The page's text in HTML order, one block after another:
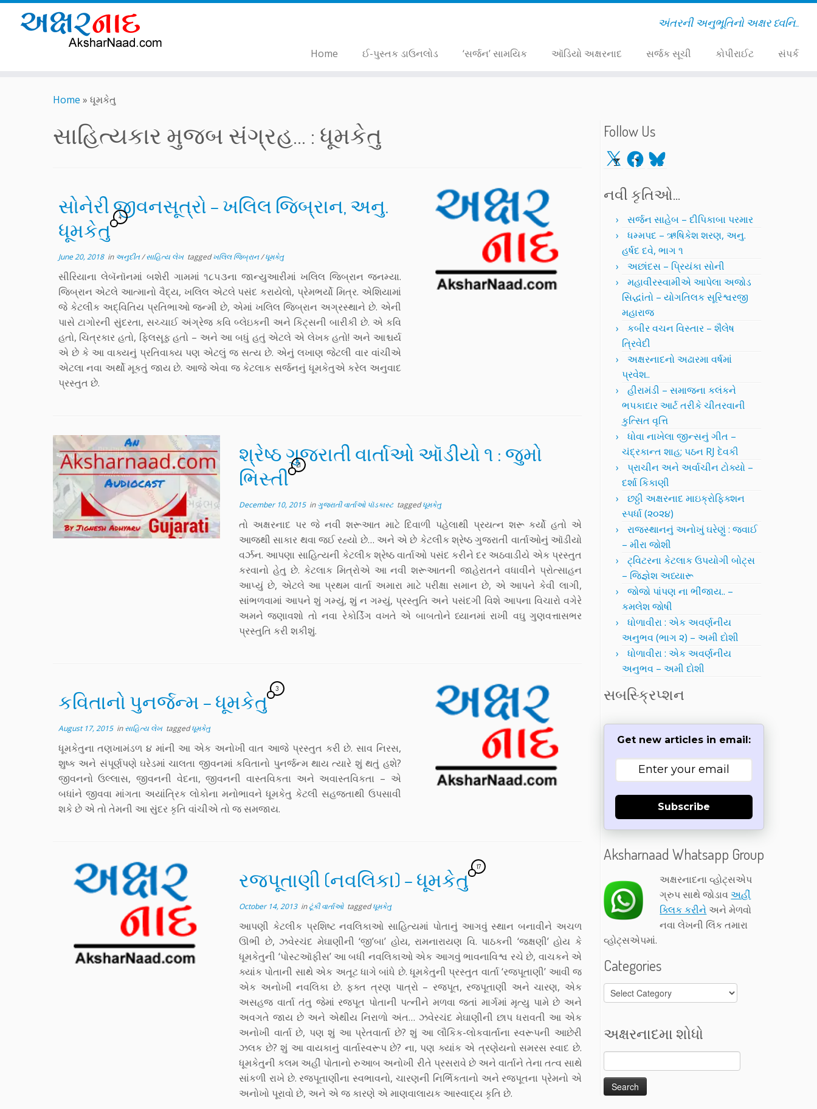
અંતરની અનુભૂતિનો અક્ષર ધ્વનિ..
Home ઈ-પુસ્તક ડાઉનલોડ ‘સર્જન’ સામયિક ઑડિયો અક્ષરનાદ સર્જક સૂચી કોપીરાઈટ સંપર્ક
Home » ધૂમકેતુ
સાહિત્યકાર મુજબ સંગ્રહ... : ધૂમકેતુ
સોનેરી જીવનસૂત્રો – ખલિલ જિબ્રાન, અનુ.
ધૂમકેતુ
4
June 20, 2018in અનુદીત/સાહિત્ય લેખ taggedખલિલ જિબ્રાન/ધૂમકેતુ
સીરિયાના લેબૅનૉનમાં બશેરી ગામમાં ૧૮૫૩ના જાન્યુઆરીમાં ખલિલ જિબ્રાન જનમ્યા.
જિબ્રાન એટલે આત્માનો વૈદ્ય, ખલિલ એટલે પસંદ કરાયેલો, પ્રેમભર્યો મિત્ર. એશિયામાં
જે કેટલીક અદ્વિતિય પ્રતિભાઓ જન્મી છે, એમાં ખલિલ જિબ્રાન અગ્રસ્થાને છે. એની
પાસે ટાગોરની સુંદરતા, સચ્ચાઈ અંગ્રેજ કવિ બ્લેઇકની અને કિટ્સની બારીકી છે. એ કવિ
હતો, ચિત્રકાર હતો, ફિલસૂફ હતો – અને આ બધું હતું એટલે એ લેખક હતો! અને આશ્ચર્ય
એ છે કે આ વાક્યનું પ્રતિવાક્ય પણ એટલું જ સત્ય છે. એનું લખાણ જેટલી વાર વાંચીએ
એટલા નવા અર્થો મૂકતું જાય છે. આજે એવા જ કેટલાક સર્જનનું ધૂમકેતુએ કરેલ અનુવાદ
પ્રસ્તુત છે.
શ્રેષ્ઠ ગુજરાતી વાર્તાઓ ઑડીયો ૧ : જુમો
ભિસ્તી
21
December 10, 2015inગુજરાતી વાર્તાઓ પૉડકાસ્ટ taggedધૂમકેતુ
તો અક્ષરનાદ પર જે નવી શરૂઆત માટે દિવાળી પહેલાથી પ્રયત્ન શરૂ કર્યો હતો એ
આજથી સાકાર થવા જઈ રહ્યો છે… અને એ છે કેટલીક શ્રેષ્ઠ ગુજરાતી વાર્તાઓનું ઑડીયો
વર્ઝન. આપણા સાહિત્યની કેટલીક શ્રેષ્ઠ વાર્તાઓ પસંદ કરીને દર અઠવાડીયે એક પ્રસ્તુત
કરવાનો હેતુ છે. કેટલાક મિત્રોએ આ નવી શરૂઆતની જાહેરાતને વધાવીને પ્રોત્સાહન
આપ્યું છે, એટલે આ પ્રથમ વાર્તા અમારા માટે પરીક્ષા સમાન છે, એ આપને કેવી લાગી,
સાંભળવામાં આપને શું ગમ્યું, શું ન ગમ્યું, પ્રસ્તુતિ અને પસંદગી વિશે આપના વિચારો વગેરે
અમને જણાવશો તો નવા રેકોર્ડિંગ વખતે એ બાબતોને ધ્યાનમાં રાખી વઘુ ગુણવત્તાસભર
પ્રસ્તુતિ કરી શકીશું.
કવિતાનો પુનર્જન્મ – ધૂમકેતુ
3
August 17, 2015inસાહિત્ય લેખ taggedધૂમકેતુ
ધૂમકેતુના તણખામંડળ ૪ માંની આ એક અનોખી વાત આજે પ્રસ્તુત કરી છે. સાવ નિરસ,
શુષ્ક અને સંપૂર્ણપણે ઘરેડમાં ચાલતા જીવનમાં કવિતાનો પુનર્જન્મ થાય ત્યારે શું થતું હશે?
જીવનનો ઉલ્લાસ, જીવનની વેદના, જીવનની વાસ્તવિકતા અને અવાસ્તવિકતા – એ
બધાંને જીવવા માંગતા અયાંત્રિક લોકોના મનોભાવને ધૂમકેતુ કેટલી સહજતાથી ઉપસાવી
શકે છે એ તો તેમની આ સુંદર કૃતિ વાંચીએ તો જ સમજાય.
રજપૂતાણી (નવલિકા) – ધૂમકેતુ
17
October 14, 2013inટૂંકી વાર્તાઓ taggedધૂમકેતુ
આપણી કેટલીક પ્રશિષ્ટ નવલિકાઓ સાહિત્યમાં પોતાનું આગવું સ્થાન બનાવીને અચળ
ઊભી છે, ઝવેરચંદ મેઘાણીની ‘જી’બા’ હોય, રામનારાયણ વિ. પાઠકની ‘જક્ષણી’ હોય કે
ધૂમકેતુની ‘પોસ્ટઑફીસ’ આ બધી નવલિકાઓ એક આગવું ભાવનાવિશ્વ રચે છે, વાચકને એ
ક્યાંક પોતાની સાથે એક અતૂટ ધાગે બાંધે છે. ધૂમકેતુની પ્રસ્તુત વાર્તા ‘રજપૂતાણી’ આવી જ
એક અનોખી નવલિકા છે. ફક્ત ત્રણ પાત્રો – રજપૂત, રજપૂતાણી અને ચારણ, એક
અસહજ વાર્તા તંતુ જેમાં રજપૂત પોતાની પત્નીને મળવા જતાં માર્ગમાં મૃત્યુ પામે છે અને
અવગતે જાય છે અને એથીય નિરાળો અંત… ઝવેરચંદ મેઘાણીની છાપ ધરાવતી આ એક
અનોખી વાર્તા છે, પણ શું આ પ્રેતવાર્તા છે? શું આ લૌકિક-લોકવાર્તાના સ્વરૂપની આછેરી
ઝલક છે? શું આ વાયકાનું વાર્તાસ્વરૂપ છે? ના, પણ ક્યાંક એ ત્રણેયનો સમરસ સ્વાદ છે.
ધૂમકેતુની કલમ અહીં પોતાનો રુઆબ અનોખી રીતે પ્રસરાવે છે અને વાર્તાને તેના તત્વ સાથે
સાંકળી રાખે છે. રજપૂતાણીના સ્વભાવનો, ચારણની નિર્ભિકતાનો અને રજપૂતના પ્રેમનો એ
અનોખો પૂરાવો છે, અને એ જ કારણે એ માણવાલાયક આસ્વાદ્ય કૃતિ છે.
Follow Us
X Facebook
Bluesky
નવી કૃતિઓ…
સર્જન સાહેબ – દીપિકાબા પરમાર
ધમ્મપદ – ઋષિકેશ શરણ, અનુ.
હર્ષદ દવે, ભાગ ૧
અછાંદસ – પ્રિયંકા સોની
મહાવીરસ્વામીએ આપેલા અજોડ
સિદ્ધાંતો – યોગતિલક સૂરિશ્વરજી
મહારાજ
કબીર વચન વિસ્તાર – શૈલેષ
ત્રિવેદી
અક્ષરનાદનો અઢારમા વર્ષમાં
પ્રવેશ..
હીરામંડી – સમાજના કલંકને
ભપકાદાર આર્ટ તરીકે ચીતરવાની
કુત્સિત વૃત્તિ
ધોવા નાખેલા જીન્સનું ગીત –
ચંદ્રકાન્ત શાહ; પઠન RJ દેવકી
પ્રાચીન અને અર્વાચીન ટોક્યો –
દર્શા કિકાણી
છઠ્ઠી અક્ષરનાદ માઇક્રોફિક્શન
સ્પર્ધા (૨૦૨૪)
રાજસ્થાનનું અનોખું ઘરેણું : જવાઈ
– મીરા જોશી
ટ્વિટરના કેટલાક ઉપયોગી બોટ્સ
– જિજ્ઞેશ અધ્યારૂ
જોજો પાંપણ ના ભીંજાય.. –
કમલેશ જોષી
ધોળાવીરા : એક અવર્ણનીય
અનુભવ (ભાગ ૨) – અમી દોશી
ધોળાવીરા : એક અવર્ણનીય
અનુભવ – અમી દોશી
સબસ્ક્રિપ્શન
Get new articles in email:
Subscribe
Aksharnaad Whatsapp Group
અક્ષરનાદના વ્હોટ્સએપ
ગ્રુપ સાથે જોડાવઅહીં
ક્લિક કરીને અને મેળવો
નવા લેખની લિંક તમારા
વ્હોટ્સએપમાં.
Categories
Categories
અક્ષરનાદમા શોધો